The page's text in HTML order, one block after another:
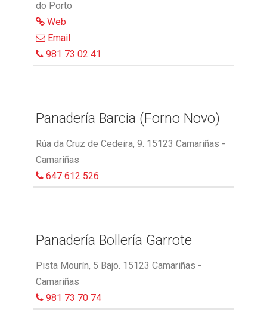
do Porto
Web
Email
981 73 02 41
Panadería Barcia (Forno Novo)
Rúa da Cruz de Cedeira, 9. 15123 Camariñas -
Camariñas
647 612 526
Panadería Bollería Garrote
Pista Mourín, 5 Bajo. 15123 Camariñas -
Camariñas
981 73 70 74